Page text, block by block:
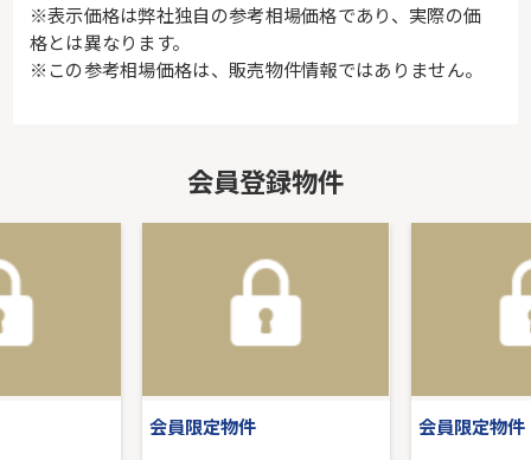
※表示価格は弊社独自の参考相場価格であり、実際の価
格とは異なります。
※この参考相場価格は、販売物件情報ではありません。
会員登録物件
会員限定物件 会員限定物件